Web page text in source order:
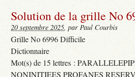
Solution de la grille No
20 septembre 2025, par Paul Courbis
Grille No 6996 Difficile
Dictionnaire
Mot(s) de 15 lettres :
NONINITIEES PROFANES